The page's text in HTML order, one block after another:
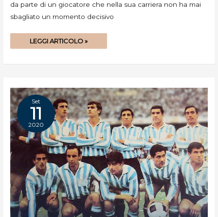
da parte di un giocatore che nella sua carriera non ha mai
sbagliato un momento decisivo
LEGGI ARTICOLO »
Set
11
2020